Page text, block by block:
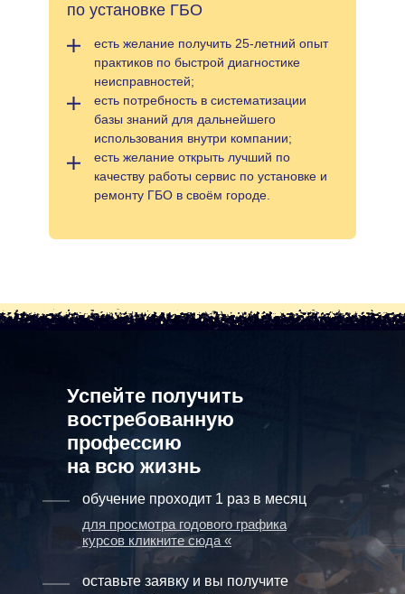
по установке ГБО
есть желание получить 25-летний опыт
практиков по быстрой диагностике
неисправностей;
есть потребность в систематизации
базы знаний для дальнейшего
использования внутри компании;
есть желание открыть лучший по
качеству работы сервис по установке и
ремонту ГБО в своём городе.
обучение проходит 1 раз в месяц
оставьте заявку и вы получите
Успейте получить
востребованную
профессию
на всю жизнь
для просмотра годового графика
курсов кликните сюда «